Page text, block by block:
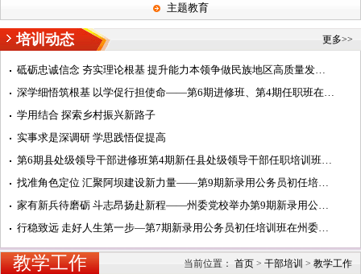
主题教育
更多>>
培训动态
学用结合 探索乡村振兴新路子
实事求是深调研 学思践悟促提高
教学工作 当前位置： 首页 > 干部培训 > 教学工作